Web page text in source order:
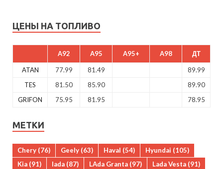
ЦЕНЫ НА ТОПЛИВО
A92 A95 A95+ A98 ДТ
ATAN 77.99 81.49
89.99
TES
81.50 85.90
89.90
GRIFON
75.95 81.95 78.95
МЕТКИ
Chery (76) Geely (63) Haval (54) Hyundai (105)
Kia (91) lada (87) LAda Granta (97) Lada Vesta (91)